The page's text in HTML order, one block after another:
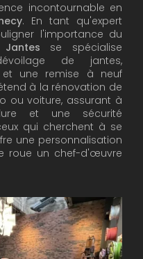
incontournable en
. En tant qu'expert
l'importance du
Jantes se spécialise
de jantes,
et une remise à neuf
à la rénovation de
ou voiture, assurant à
et une sécurité
qui cherchent à se
une personnalisation
roue un chef-d'œuvre